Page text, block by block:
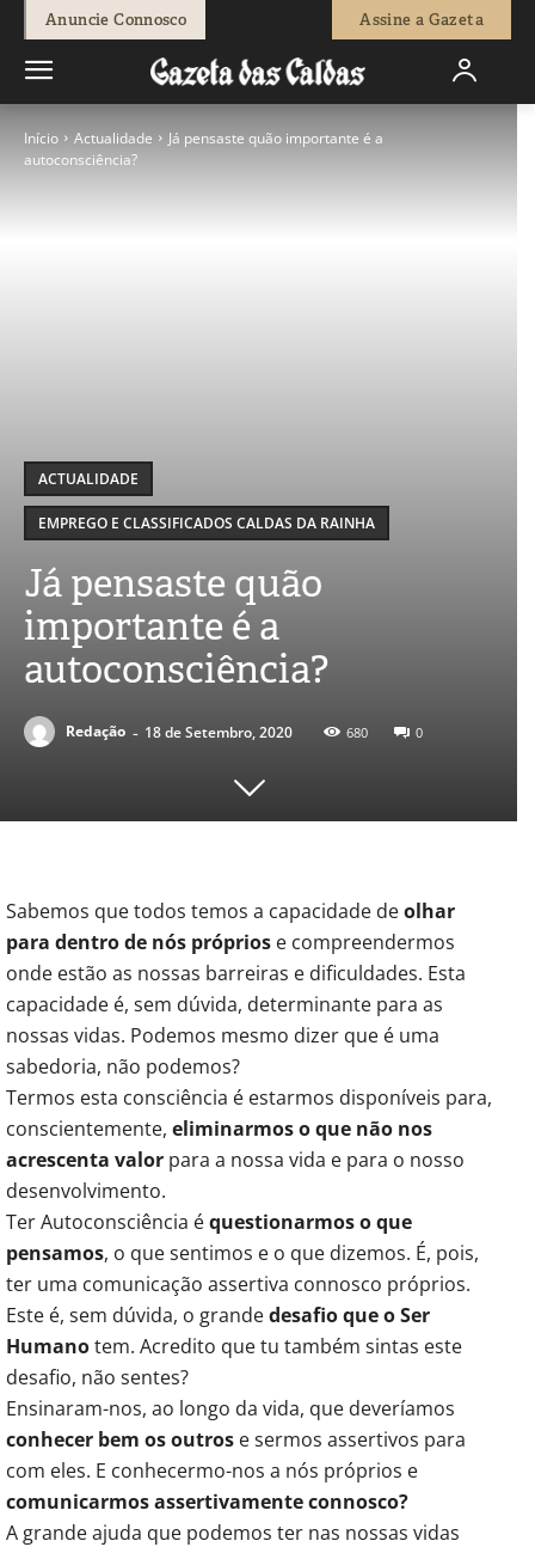
Anuncie Connosco Assine a Gazeta
Início Actualidade
Já pensaste quão importante é a
autoconsciência?
ACTUALIDADE
EMPREGO E CLASSIFICADOS CALDAS DA RAINHA
Já pensaste quão
importante é a
autoconsciência?
Redação - 18 de Setembro, 2020 680 0
Sabemos que todos temos a capacidade deolhar
para dentro de nós próprios e compreendermos
onde estão as nossas barreiras e dificuldades. Esta
capacidade é, sem dúvida, determinante para as
nossas vidas. Podemos mesmo dizer que é uma
sabedoria, não podemos?
Termos esta consciência é estarmos disponíveis para,
conscientemente, eliminarmos o que não nos
acrescenta valor para a nossa vida e para o nosso
desenvolvimento.
Ter Autoconsciência équestionarmos o que
pensamos, o que sentimos e o que dizemos. É, pois,
ter uma comunicação assertiva connosco próprios.
Este é, sem dúvida, o grandedesafio que o Ser
Humanotem. Acredito que tu também sintas este
desafio, não sentes?
Ensinaram-nos, ao longo da vida, que deveríamos
conhecer bem os outros e sermos assertivos para
com eles. E conhecermo-nos a nós próprios e
comunicarmos assertivamente connosco?
A grande ajuda que podemos ter nas nossas vidas